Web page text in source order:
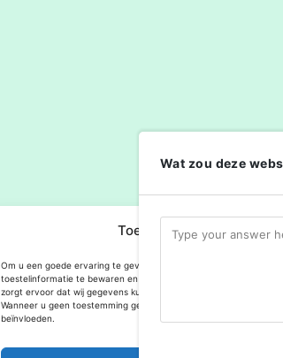
Toestemming cookies
Om u een goede ervaring te geven op deze website maken we
toestelinformatie te bewaren en of te gebruiken. Toestemming
zorgt ervoor dat wij gegevens kunnen verwerken, zoals
Wanneer u geen toestemming geeft kan dit het gebruik van
beïnvloeden.
Met trots aangedreven door
Wat zou deze